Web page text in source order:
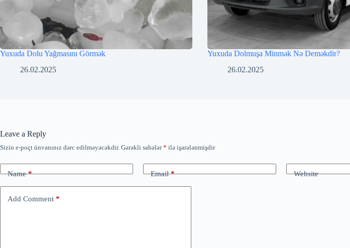
Yuxuda Dolu Yağmasını Görmək
26.02.2025
Yuxuda Dolmuşa Minmək Nə Deməkdir?
26.02.2025
Leave a Reply
Sizin e-poçt ünvanınız dərc edilməyəcəkdir. Gərəkli sahələr* ilə işarələnmişdir
Name* Email* Website
Add Comment *